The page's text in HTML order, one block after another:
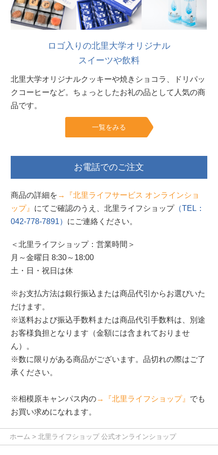
ロゴ入りの北里大学オリジナル
スイーツや飲料
北里大学オリジナルクッキーや焼きショコラ、ドリパッ
クコーヒーなど。ちょっとしたお礼の品として人気の商
品です。
一覧をみる
お電話でのご注文
商品の詳細を →『北里ライフサービス オンラインショ
ップ』 にてご確認のうえ、北里ライフショップ（TEL：
042-778-7891） にご連絡ください。
＜北里ライフショップ：営業時間＞
月～金曜日 8:30～18:00
土・日・祝日は休
※お支払方法は銀行振込または商品代引からお選びいた
だけます。
※送料および振込手数料または商品代引手数料は、別途
お客様負担となります（金額には含まれておりませ
ん）。
※数に限りがある商品がございます。品切れの際はご了
承ください。
※相模原キャンパス内の→『北里ライフショップ』 でも
お買い求めになれます。
ホーム > 北里ライフショップ 公式オンラインショップ